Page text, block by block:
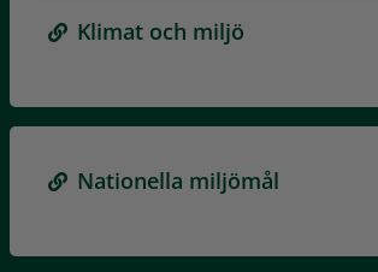
Klimat och miljö
Nationella miljömål